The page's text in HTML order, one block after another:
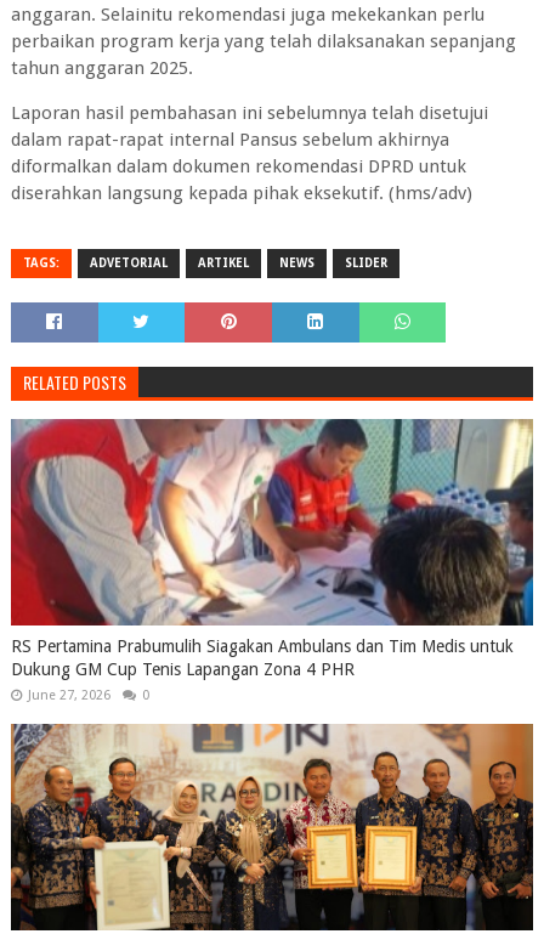
anggaran. Selainitu rekomendasi juga mekekankan perlu
perbaikan program kerja yang telah dilaksanakan sepanjang
tahun anggaran 2025.
Laporan hasil pembahasan ini sebelumnya telah disetujui
dalam rapat-rapat internal Pansus sebelum akhirnya
diformalkan dalam dokumen rekomendasi DPRD untuk
diserahkan langsung kepada pihak eksekutif. (hms/adv)
TAGS: ADVETORIAL ARTIKEL NEWS SLIDER
RELATED POSTS
RS Pertamina Prabumulih Siagakan Ambulans dan Tim Medis untuk
Dukung GM Cup Tenis Lapangan Zona 4 PHR
June 27, 2026 0